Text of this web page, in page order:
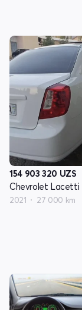
154 903 320 UZS
2021 27 000 km